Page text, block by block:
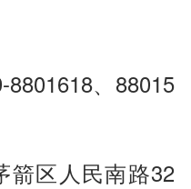
、88015
箭区人民南路32